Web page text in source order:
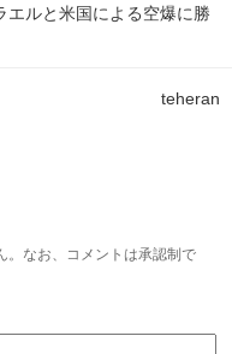
エルと米国による空爆に勝
teheran
。なお、コメントは承認制で